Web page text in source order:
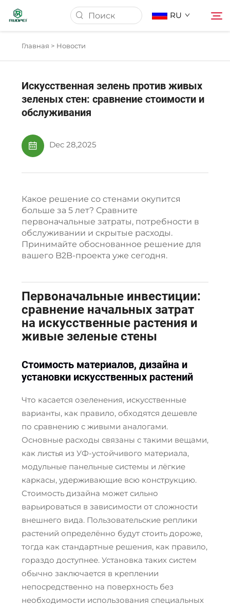
RU
Продукция
Новости
Связаться
Главная > Новости
Искусственная зелень против живых
зеленых стен: сравнение стоимости и
обслуживания
Dec 28,2025
Какое решение со стенами окупится
больше за 5 лет? Сравните
первоначальные затраты, потребности в
обслуживании и скрытые расходы.
Принимайте обоснованное решение для
вашего B2B-проекта уже сегодня.
Первоначальные инвестиции:
сравнение начальных затрат
на искусственные растения и
живые зеленые стены
Стоимость материалов, дизайна и
установки искусственных растений
Что касается озеленения, искусственные
варианты, как правило, обходятся дешевле
по сравнению с живыми аналогами.
Основные расходы связаны с такими вещами,
как листья из УФ-устойчивого материала,
модульные панельные системы и лёгкие
каркасы, удерживающие всю конструкцию.
Стоимость дизайна может сильно
варьироваться в зависимости от сложности
внешнего вида. Пользовательские реплики
растений определённо будут стоить дороже,
тогда как стандартные решения, как правило,
гораздо доступнее. Установка таких систем
обычно заключается в креплении
непосредственно на поверхность без
необходимости использования специальных